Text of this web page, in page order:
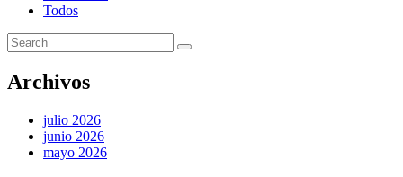
Todos
Archivos
julio 2026
junio 2026
mayo 2026